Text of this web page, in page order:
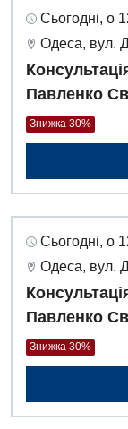
Сьогодні, о
Одеса, вул.
Павленко
Знижка 30%
Сьогодні, о
Одеса, вул.
Павленко
Знижка 30%